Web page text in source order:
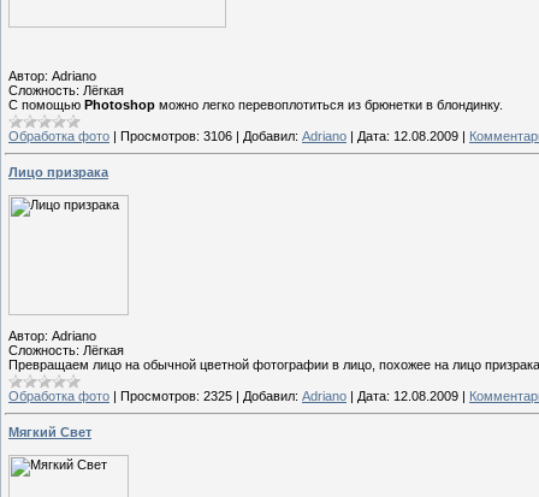
Автор: Adriano
Сложность: Лёгкая
С помощью Photoshop можно легко перевоплотиться из брюнетки в блондинку.
Обработка фото | Просмотров: 3106 | Добавил: Adriano | Дата: 12.08.2009 |
Лицо призрака
Автор: Adriano
Сложность: Лёгкая
Превращаем лицо на обычной цветной фотографии в лицо, похожее на лицо
Обработка фото | Просмотров: 2325 | Добавил: Adriano | Дата: 12.08.2009 |
Мягкий Свет